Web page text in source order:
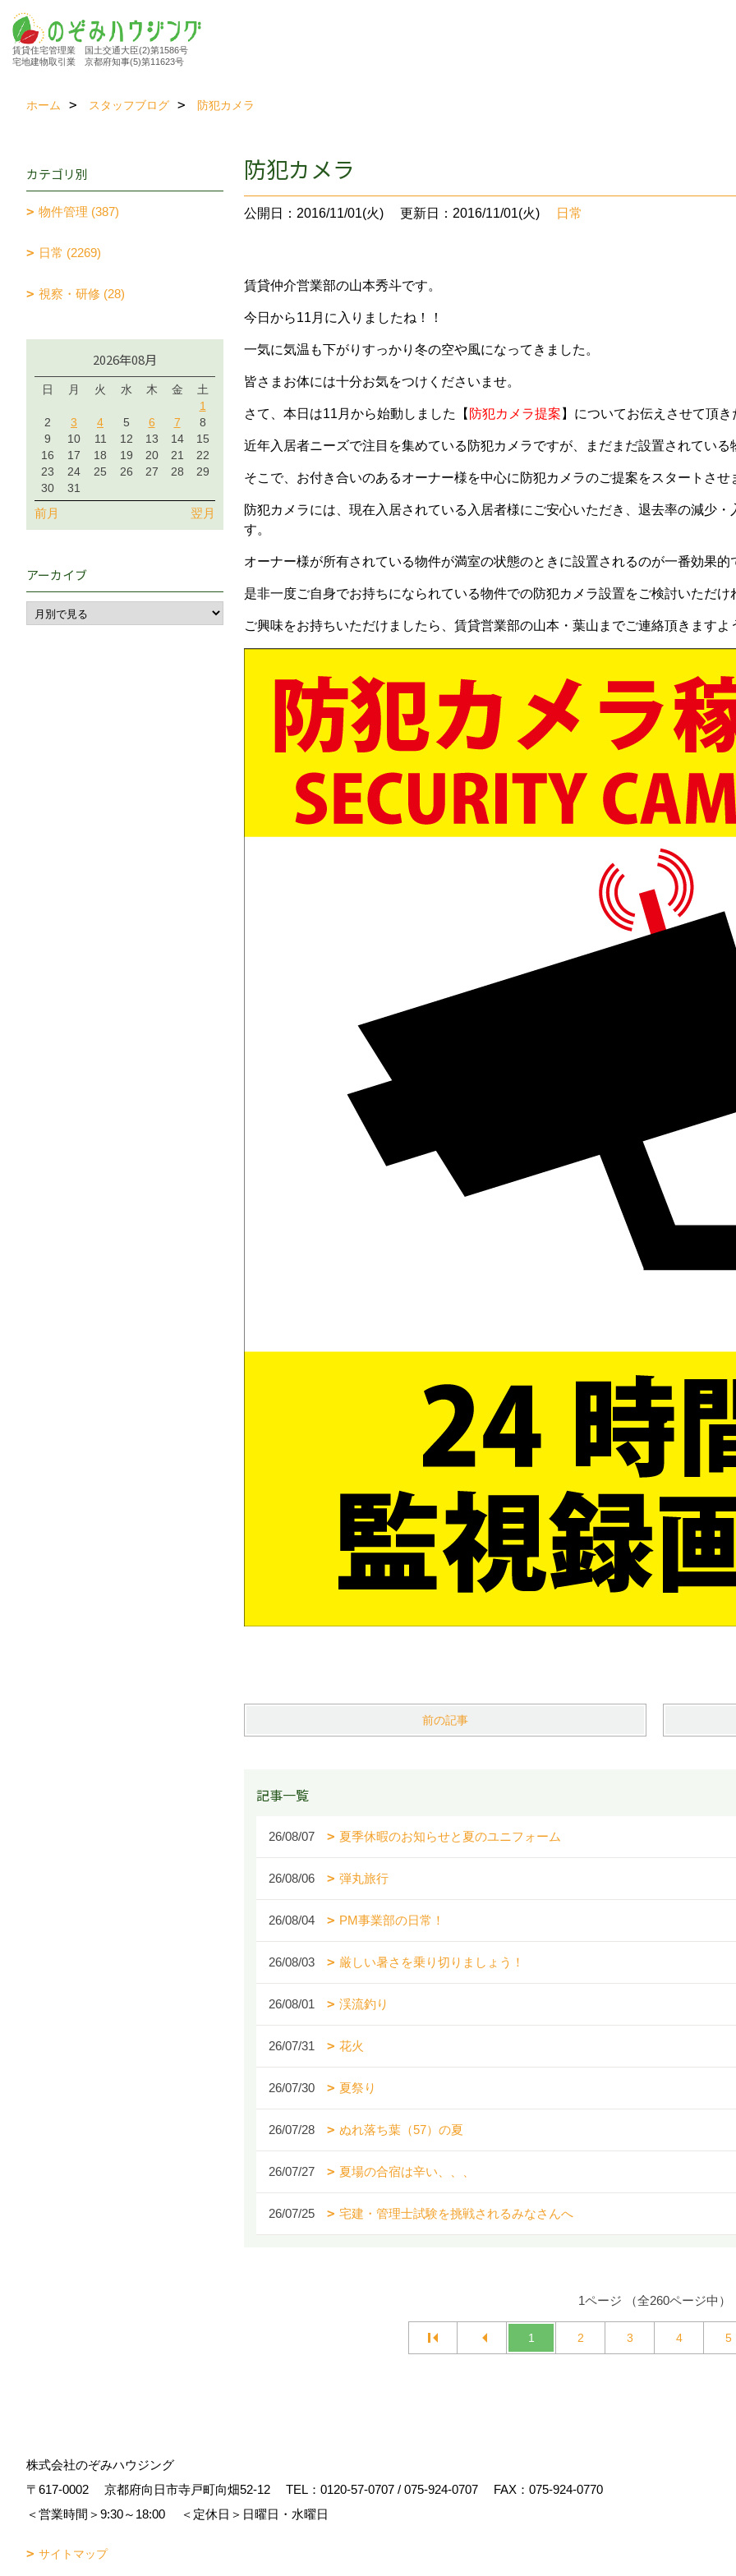
賃貸住宅管理業 国土交通大臣(2)第1586号
宅地建物取引業 京都府知事(5)第11623号
ホーム スタッフブログ 防犯カメラ
防犯カメラ
公開日：2016/11/01(火) 更新日：2016/11/01(火) 日常
賃貸仲介営業部の山本秀斗です。
今日から11月に入りましたね！！
一気に気温も下がりすっかり冬の空や風になってきました。
皆さまお体には十分お気をつけくださいませ。
さて、本日は11月から始動しました【 防犯カメラ提案 】についてお伝えさせて頂
近年入居者ニーズで注目を集めている防犯カメラですが、まだまだ設置されてい
そこで、お付き合いのあるオーナー様を中心に防犯カメラのご提案をスタートさせ
防犯カメラには、現在入居されている入居者様にご安心いただき、退去率の減少
す。
オーナー様が所有されている物件が満室の状態のときに設置されるのが一番効果的
是非一度ご自身でお持ちになられている物件での防犯カメラ設置をご検討いただけ
ご興味をお持ちいただけましたら、賃貸営業部の山本・葉山までご連絡頂きます
前の記事
記事一覧
26/08/07 夏季休暇のお知らせと夏のユニフォーム
26/08/06 弾丸旅行
26/08/04 PM事業部の日常！
26/08/03 厳しい暑さを乗り切りましょう！
26/08/01 渓流釣り
26/07/31 花火
26/07/30 夏祭り
26/07/28 ぬれ落ち葉（57）の夏
26/07/27 夏場の合宿は辛い、、、
26/07/25 宅建・管理士試験を挑戦されるみなさんへ
1ページ （全260ページ中）
1 2 3 4 5
カテゴリ別
物件管理 (387)
日常 (2269)
視察・研修 (28)
2026年08月
日 月 火 水 木 金
土
1
2
3 4 5 6 7
8
9
10 11 12 13 14
15
16
17 18 19 20 21
22
23
24 25 26 27 28
29
30
31
前月 翌月
アーカイブ
株式会社のぞみハウジング
〒617-0002
京都府向日市寺戸町向畑52-12 TEL： 0120-57-0707 / 075-924-0707
FAX：075-924-0770
＜営業時間＞9:30～18:00
＜定休日＞日曜日・水曜日
サイトマップ